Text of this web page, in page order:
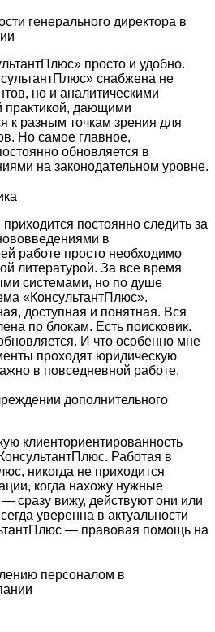
генерального директора в
просто и удобно.
снабжена не
но и аналитическими
практикой, дающими
к разным точкам зрения для
Но самое главное,
обновляется в
на законодательном уровне.
постоянно следить за
в
работе просто необходимо
литературой. За все время
системами, но по душе
«КонсультантПлюс».
доступная и понятная. Вся
по блокам. Есть поисковик.
И что особенно мне
проходят юридическую
в повседневной работе.
дополнительного
клиенториентированность
Работая в
никогда не приходится
когда нахожу нужные
сразу вижу, действуют они или
уверенна в актуальности
— правовая помощь на
персоналом в